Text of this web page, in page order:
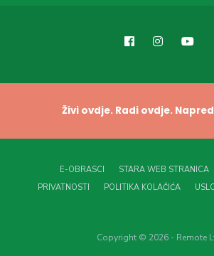
Živi ovdje. Radi ovdje.
E-OBRASCI STARA WEB STRANICA
PRIVATNOSTI
POLITIKA KOLAČIĆA
Copyright © 2026 - Remote